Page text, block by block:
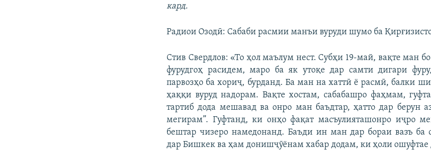
кард.
Радиои Озодӣ: Сабаби расмии манъи вуруди шумо ба
Стив Свердлов: «То ҳол маълум нест. Субҳи 19-май, вақте ман
фурудгоҳ расидем, маро ба як утоқе дар самти дигари
парвозҳо ба хориҷ, бурданд. Ба ман на хаттӣ ё расмӣ, балки
ҳаққи вуруд надорам. Вақте хостам, сабабашро фаҳмам,
тартиб дода мешавад ва онро ман баъдтар, ҳатто дар берун
мегирам”. Гуфтанд, ки онҳо фақат масъулияташонро иҷро
бештар чизеро намедонанд. Баъди ин ман дар бораи вазъ ба
дар Бишкек ва ҳам донишҷӯёнам хабар додам, ки ҳоли